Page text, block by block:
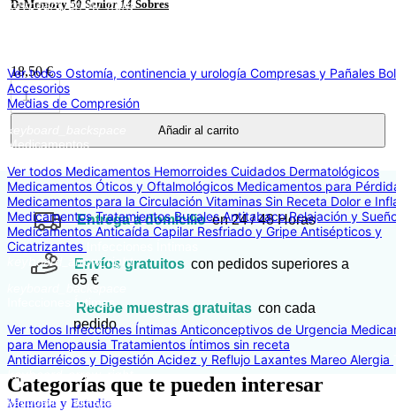
keyboard_arrow_right
Ver todos Ostomía, continencia y urología Compresas y Pañales
Accesorios
Medias de Compresión
keyboard_backspace
Medicamentos
Ver todos Medicamentos Hemorroides Cuidados Dermatológicos
Medicamentos Óticos y Oftalmológicos Medicamentos para
Medicamentos para la Circulación Vitaminas Sin Receta Dolor e
Medicamentos Tratamientos BucalesAntitabacoRelajación y
Medicamentos Anticaída Capilar Resfriado y Gripe Antisépticos y
Cicatrizantes
keyboard_arrow_right
keyboard_backspace
Infecciones Íntimas
Ver todos Infecciones Íntimas Anticonceptivos de Urgencia
para Menopausia Tratamientos íntimos sin receta
Antidiarréicos y Digestión Acidez y Reflujo Laxantes Mareo Alergia
keyboard_arrow_right
keyboard_backspace
DeMemory 50 Senior 14 Sobres
18,50 €
Añadir al carrito
Entrega a domicilioen 24 / 48 Horas
Envíos gratuitos con pedidos superiores a
65 €
Recibe muestras gratuitas con cada
pedido
Categorías que te pueden interesar
Memoria y Estudio